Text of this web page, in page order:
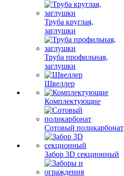
Труба круглая,
заглушки
Труба профильная,
заглушки
Швеллер
Комплектующие
Сотовый поликарбонат
Забор 3D секционный